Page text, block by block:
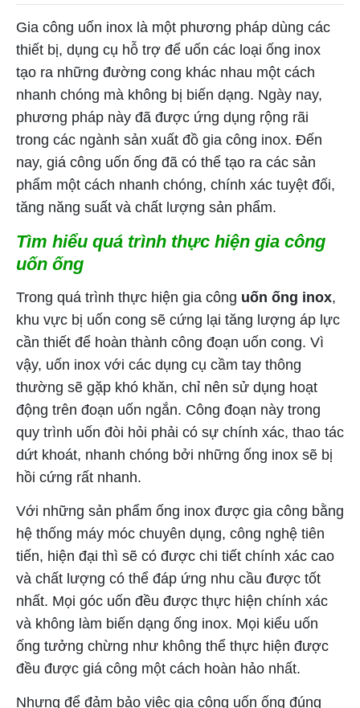
Gia công uốn inox là một phương pháp dùng các
thiết bị, dụng cụ hỗ trợ để uốn các loại ống inox
tạo ra những đường cong khác nhau một cách
nhanh chóng mà không bị biến dạng. Ngày nay,
phương pháp này đã được ứng dụng rộng rãi
trong các ngành sản xuất đồ gia công inox. Đến
nay, giá công uốn ống đã có thể tạo ra các sản
phẩm một cách nhanh chóng, chính xác tuyệt đối,
tăng năng suất và chất lượng sản phẩm.
Tìm hiểu quá trình thực hiện gia công
uốn ống
Trong quá trình thực hiện gia công uốn ống inox,
khu vực bị uốn cong sẽ cứng lại tăng lượng áp lực
cần thiết để hoàn thành công đoạn uốn cong. Vì
vậy, uốn inox với các dụng cụ cầm tay thông
thường sẽ gặp khó khăn, chỉ nên sử dụng hoạt
động trên đoạn uốn ngắn. Công đoạn này trong
quy trình uốn đòi hỏi phải có sự chính xác, thao tác
dứt khoát, nhanh chóng bởi những ống inox sẽ bị
hồi cứng rất nhanh.
Với những sản phẩm ống inox được gia công bằng
hệ thống máy móc chuyên dụng, công nghệ tiên
tiến, hiện đại thì sẽ có được chi tiết chính xác cao
và chất lượng có thể đáp ứng nhu cầu được tốt
nhất. Mọi góc uốn đều được thực hiện chính xác
và không làm biến dạng ống inox. Mọi kiểu uốn
ống tưởng chừng như không thể thực hiện được
đều được giá công một cách hoàn hảo nhất.
Nhưng để đảm bảo việc gia công uốn ống đúng